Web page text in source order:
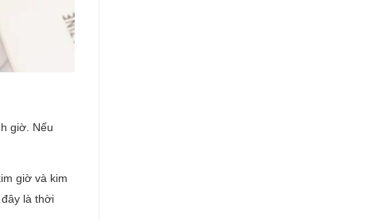
giờ. Nếu
giờ và kim
là thời